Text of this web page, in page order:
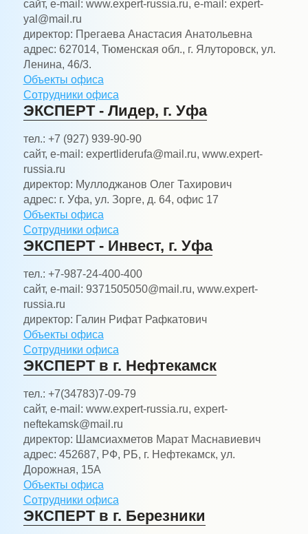
сайт, e-mail: www.expert-russia.ru, e-mail: expert-
yal@mail.ru
директор: Прегаева Анастасия Анатольевна
адрес: 627014, Тюменская обл., г. Ялуторовск, ул.
Ленина, 46/3.
Объекты офиса
Сотрудники офиса
ЭКСПЕРТ - Лидер, г. Уфа
тел.: +7 (927) 939-90-90
сайт, e-mail: expertliderufa@mail.ru, www.expert-
russia.ru
директор: Муллоджанов Олег Тахирович
адрес: г. Уфа, ул. Зорге, д. 64, офис 17
Объекты офиса
Сотрудники офиса
ЭКСПЕРТ - Инвест, г. Уфа
тел.: +7-987-24-400-400
сайт, e-mail: 9371505050@mail.ru, www.expert-
russia.ru
директор: Галин Рифат Рафкатович
Объекты офиса
Сотрудники офиса
ЭКСПЕРТ в г. Нефтекамск
тел.: +7(34783)7-09-79
сайт, e-mail: www.expert-russia.ru, expert-
neftekamsk@mail.ru
директор: Шамсиахметов Марат Маснавиевич
адрес: 452687, РФ, РБ, г. Нефтекамск, ул.
Дорожная, 15А
Объекты офиса
Сотрудники офиса
ЭКСПЕРТ в г. Березники